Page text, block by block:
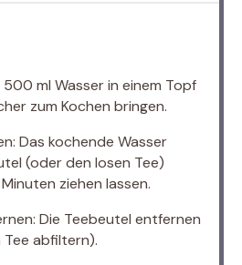
ml Wasser in einem Topf
zum Kochen bringen.
Das kochende Wasser
(oder den losen Tee)
ziehen lassen.
Die Teebeutel entfernen
abfiltern).